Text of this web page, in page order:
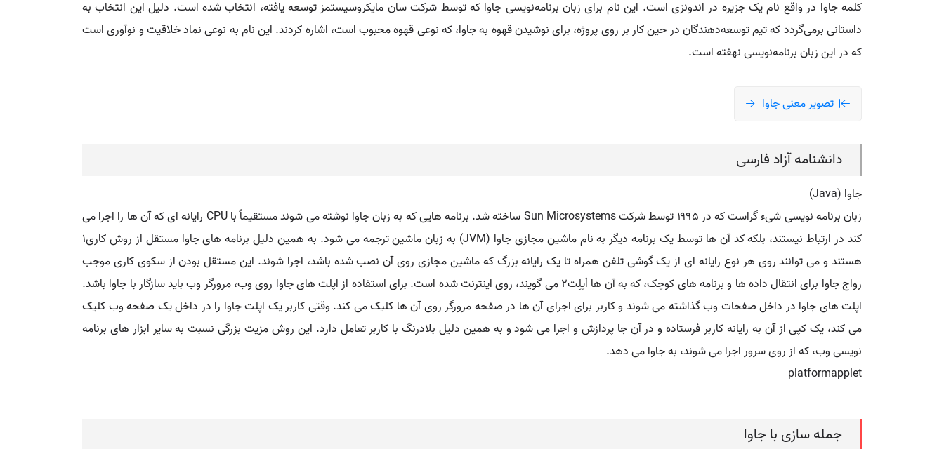
کلمه جاوا در واقع نام یک جزیره در اندونزی است. این نام برای زبان برنامه‌نویسی جاوا که توسط شرکت سان مایکروسیستمز توسعه یافته، انتخاب شده است. دلیل این انتخاب به
داستانی برمی‌گردد که تیم توسعه‌دهندگان در حین کار بر روی پروژه، برای نوشیدن قهوه به جاوا، که نوعی قهوه محبوب است، اشاره کردند. این نام به نوعی نماد خلاقیت و نوآوری است
که در این زبان برنامه‌نویسی نهفته است.
تصویر معنی جاوا
دانشنامه آزاد فارسی
جاوا (Java)
زبان برنامه نویسی شیء گراست که در ۱۹۹۵ توسط شرکت Sun Microsystems ساخته شد. برنامه هایی که به زبان جاوا نوشته می شوند مستقیماً با CPU رایانه ای که آن ها را اجرا می
کند در ارتباط نیستند، بلکه کد آن ها توسط یک برنامه دیگر به نام ماشین مجازی جاوا (JVM) به زبان ماشین ترجمه می شود. به همین دلیل برنامه های جاوا مستقل از روش کاری۱
هستند و می توانند روی هر نوع رایانه ای از یک گوشی تلفن همراه تا یک رایانه بزرگ که ماشین مجازی روی آن نصب شده باشد، اجرا شوند. این مستقل بودن از سکوی کاری موجب
رواج جاوا برای انتقال داده ها و برنامه های کوچک، که به آن ها اَپلِت۲ می گویند، روی اینترنت شده است. برای استفاده از اپلت های جاوا روی وب، مرورگر وب باید سازگار با جاوا باشد.
اپلت های جاوا در داخل صفحات وب گذاشته می شوند و کاربر برای اجرای آن ها در صفحه مرورگر روی آن ها کلیک می کند. وقتی کاربر یک اپلت جاوا را در داخل یک صفحه وب کلیک
می کند، یک کپی از آن به رایانه کاربر فرستاده و در آن جا پردازش و اجرا می شود و به همین دلیل بلادرنگ با کاربر تعامل دارد. این روش مزیت بزرگی نسبت به سایر ابزار های برنامه
نویسی وب، که از روی سرور اجرا می شوند، به جاوا می دهد.
platformapplet
جمله سازی با جاوا